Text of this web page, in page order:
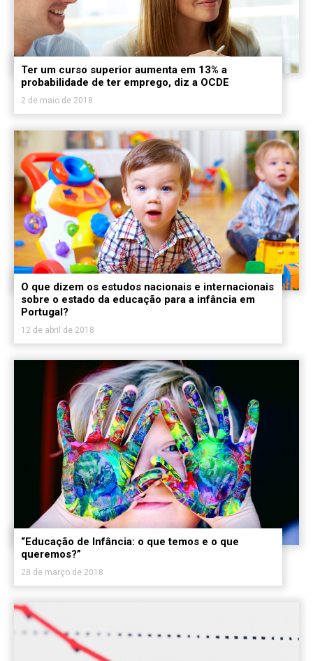
Ter um curso superior aumenta em 13% a
probabilidade de ter emprego, diz a OCDE
2 de maio de 2018
O que dizem os estudos nacionais e internacionais
sobre o estado da educação para a infância em
Portugal?
12 de abril de 2018
“Educação de Infância: o que temos e o que
queremos?”
28 de março de 2018